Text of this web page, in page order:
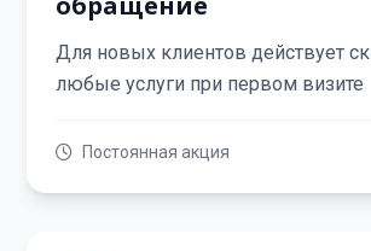
Для новых клиентов действует
любые услуги при первом визите
Постоянная акция